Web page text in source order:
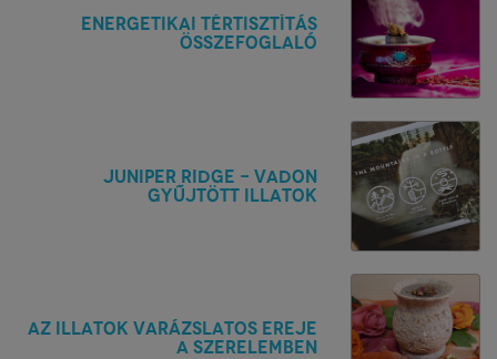
Energetikai tértisztítás
összefoglaló
Juniper Ridge - Vadon
gyűjtött illatok
Az illatok varázslatos ereje
a szerelemben